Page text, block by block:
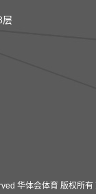
层
华体会体育 版权所有